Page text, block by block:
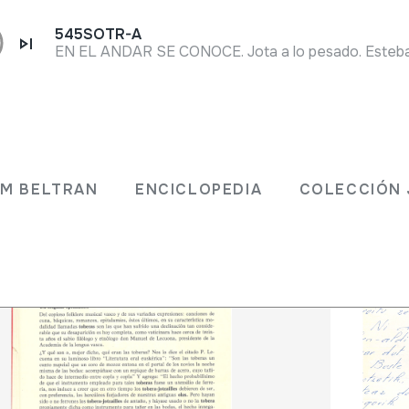
BELTRAN ENCICLOPEDIA COLECCIÓN
545SOTR-A